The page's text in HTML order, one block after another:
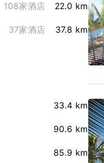
108家酒店 22.0 km
37家酒店 37.8 km
33.4 km
90.6 km
85.9 km